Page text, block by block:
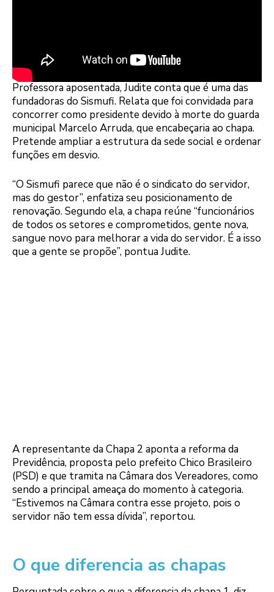
Professora aposentada, Judite conta que é uma das
fundadoras do Sismufi. Relata que foi convidada para
concorrer como presidente devido à morte do guarda
municipal Marcelo Arruda, que encabeçaria ao chapa.
Pretende ampliar a estrutura da sede social e ordenar
funções em desvio.
“O Sismufi parece que não é o sindicato do servidor,
mas do gestor”, enfatiza seu posicionamento de
renovação. Segundo ela, a chapa reúne “funcionários
de todos os setores e comprometidos, gente nova,
sangue novo para melhorar a vida do servidor. É a isso
que a gente se propõe”, pontua Judite.
A representante da Chapa 2 aponta a reforma da
Previdência, proposta pelo prefeito Chico Brasileiro
(PSD) e que tramita na Câmara dos Vereadores, como
sendo a principal ameaça do momento à categoria.
“Estivemos na Câmara contra esse projeto, pois o
servidor não tem essa dívida”, reportou.
O que diferencia as chapas